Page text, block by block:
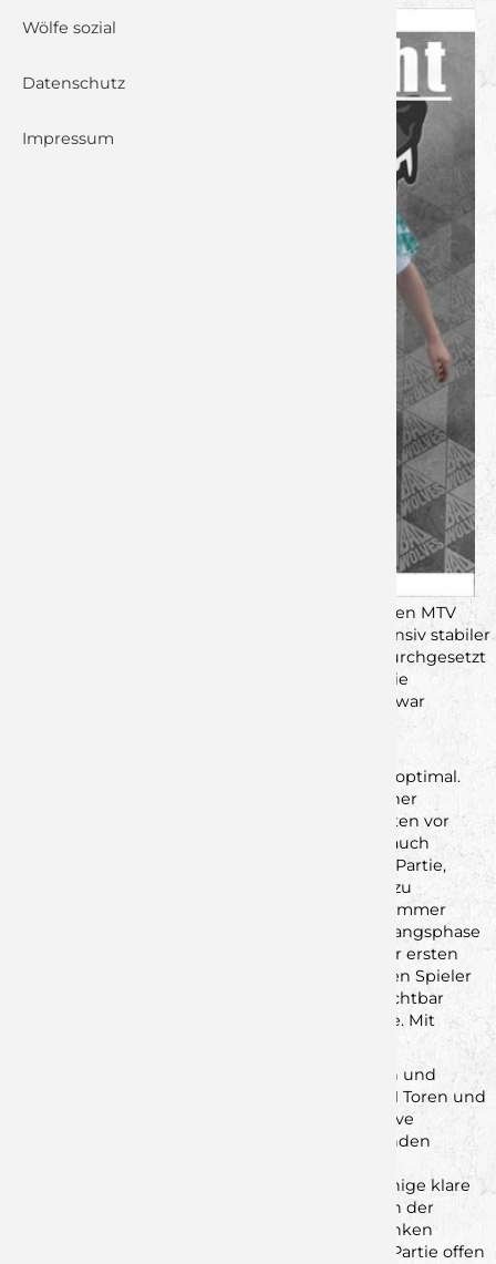
Nach dem Heimerfolg in der Vorwoche gegen den MTV
Stadeln – einem Spiel, in dem wir vor allem defensiv stabiler
standen und uns mit hohem Einsatz verdient durchgesetzt
haben – gingen wir mit viel Selbstvertrauen in die
Auswärtspartie in Hochfranken. Die Mannschaft war
Der Start in die Begegnung verlief jedoch nicht optimal.
Hochfranken agierte mit teils viel Tempo und einer
direkten Spielweise, die uns in den ersten Minuten vor
Herausforderungen stellte. Sowohl defensiv als auch
offensiv fanden wir zunächst nicht richtig in die Partie,
wodurch es uns schwerfiel, den nötigen Zugriff zu
bekommen. Dadurch konnte sich Hochfranken immer
wieder kleine Führungen erspielen, was die Anfangsphase
zusätzlich erschwerte. Ein wichtiger Moment der ersten
Halbzeit war die rote Karte für einen der stärksten Spieler
Hochfrankens in der 26. Minute, was das Spiel sichtbar
veränderte und uns zusätzlichen Raum eröffnete. Mit
In der zweiten Hälfte steigerten wir uns deutlich und
fanden immer besser ins Spiel. Finn Daugs mit 11 Toren und
Milan Kütt mit 9 Treffern prägten unsere Offensive
maßgeblich und hielten uns in den entscheidenden
Offensivleistung ließen wir jedoch insgesamt einige klare
Chancen ungenutzt. Gleichzeitig taten wir uns in der
Abwehr phasenweise schwer, wodurch Hochfranken
immer wieder zu einfachen Toren kam, was die Partie offen
Wölfe sozial
Datenschutz
Impressum